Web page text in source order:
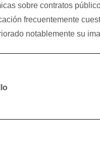
sobre contratos
frecuentemente
notablemente su